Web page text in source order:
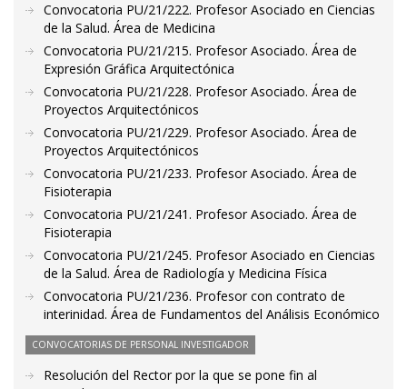
Convocatoria PU/21/222. Profesor Asociado en Ciencias
de la Salud. Área de Medicina
Convocatoria PU/21/215. Profesor Asociado. Área de
Expresión Gráfica Arquitectónica
Convocatoria PU/21/228. Profesor Asociado. Área de
Proyectos Arquitectónicos
Convocatoria PU/21/229. Profesor Asociado. Área de
Proyectos Arquitectónicos
Convocatoria PU/21/233. Profesor Asociado. Área de
Fisioterapia
Convocatoria PU/21/241. Profesor Asociado. Área de
Fisioterapia
Convocatoria PU/21/245. Profesor Asociado en Ciencias
de la Salud. Área de Radiología y Medicina Física
Convocatoria PU/21/236. Profesor con contrato de
interinidad. Área de Fundamentos del Análisis Económico
CONVOCATORIAS DE PERSONAL INVESTIGADOR
Resolución del Rector por la que se pone fin al